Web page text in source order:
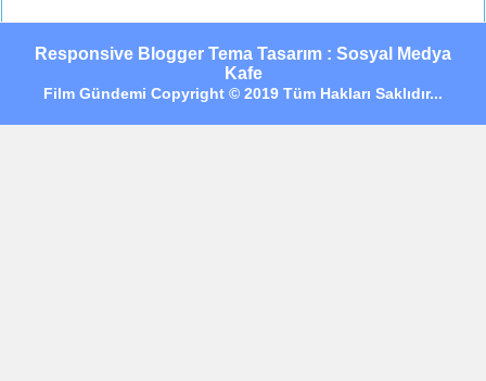
Responsive Blogger Tema Tasarım : Sosyal Medya
Kafe
Film Gündemi Copyright © 2019 Tüm Hakları Saklıdır...